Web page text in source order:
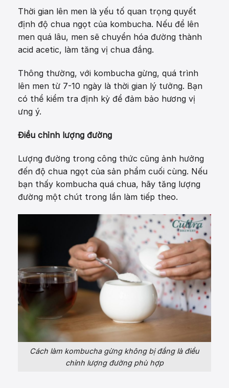
Thời gian lên men là yếu tố quan trọng quyết
định độ chua ngọt của kombucha. Nếu để lên
men quá lâu, men sẽ chuyển hóa đường thành
acid acetic, làm tăng vị chua đắng.
Thông thường, với kombucha gừng, quá trình
lên men từ 7-10 ngày là thời gian lý tưởng. Bạn
có thể kiểm tra định kỳ để đảm bảo hương vị
ưng ý.
Điều chỉnh lượng đường
Lượng đường trong công thức cũng ảnh hưởng
đến độ chua ngọt của sản phẩm cuối cùng. Nếu
bạn thấy kombucha quá chua, hãy tăng lượng
đường một chút trong lần làm tiếp theo.
Cách làm kombucha gừng không bị đắng là điều
chỉnh lượng đường phù hợp